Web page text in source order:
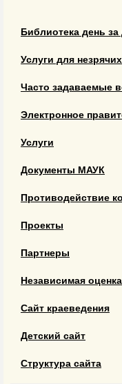
Библиотека день
Услуги для
Часто задаваемые
Электронное
Услуги
Документы МАУК
Противодействие
Проекты
Партнеры
Независимая
Сайт краеведения
Детский сайт
Структура сайта